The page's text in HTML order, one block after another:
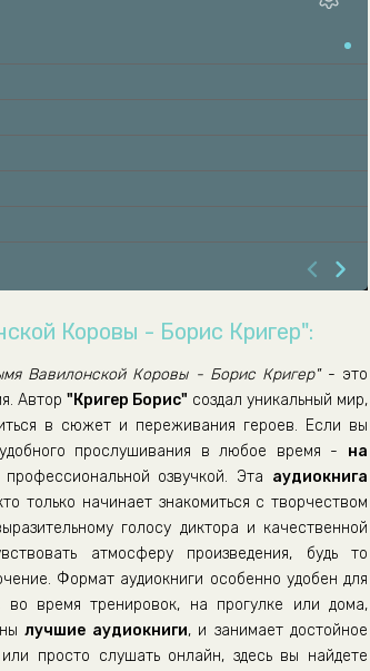
Коровы - Борис Кригер":
Вавилонской Коровы - Борис Кригер"- это
Автор "Кригер Борис" создал уникальный мир,
в сюжет и переживания героев. Если вы
прослушивания в любое время - на
озвучкой. Эта аудиокнига
только начинает знакомиться с творчеством
голосу диктора и качественной
атмосферу произведения, будь то
Формат аудиокниги особенно удобен для
время тренировок, на прогулке или дома,
лучшие аудиокниги, и занимает достойное
просто слушать онлайн, здесь вы найдете